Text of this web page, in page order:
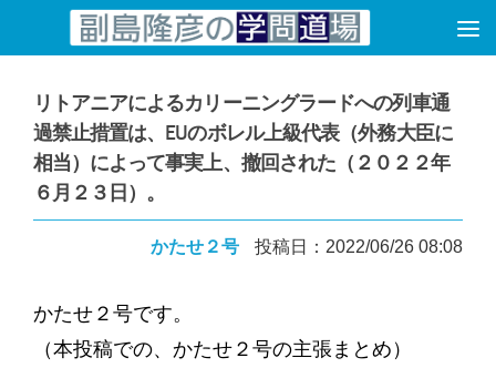
コンテンツへスキップ
リトアニアによるカリーニングラードへの列車通
過禁止措置は、EUのボレル上級代表（外務大臣に
相当）によって事実上、撤回された（２０２２年
６月２３日）。
かたせ２号 投稿日：2022/06/26 08:08
かたせ２号です。
（本投稿での、かたせ２号の主張まとめ）